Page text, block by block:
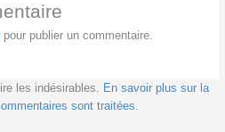
pour publier un commentaire.
les indésirables. En savoir plus sur la
sont traitées.